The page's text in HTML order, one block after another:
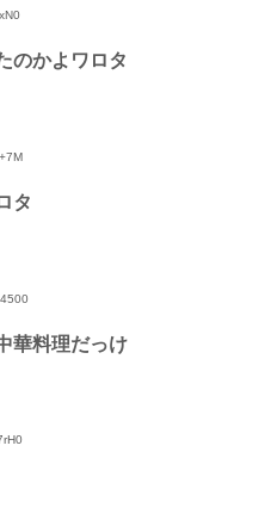
のかよワロタ
タ
華料理だっけ